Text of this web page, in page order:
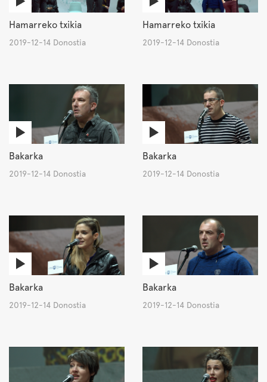
Hamarreko txikia
2019-12-14 Donostia
Hamarreko txikia
2019-12-14 Donostia
Bakarka
2019-12-14 Donostia
Bakarka
2019-12-14 Donostia
Bakarka
2019-12-14 Donostia
Bakarka
2019-12-14 Donostia